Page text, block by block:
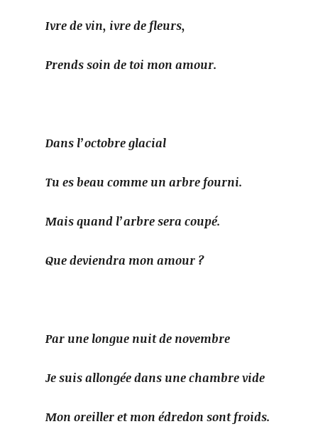
Ivre de vin, ivre de fleurs,
Prends soin de toi mon amour.
Dans l’octobre glacial
Tu es beau comme un arbre fourni.
Mais quand l’arbre sera coupé.
Que deviendra mon amour ?
Par une longue nuit de novembre
Je suis allongée dans une chambre vide
Mon oreiller et mon édredon sont froids.